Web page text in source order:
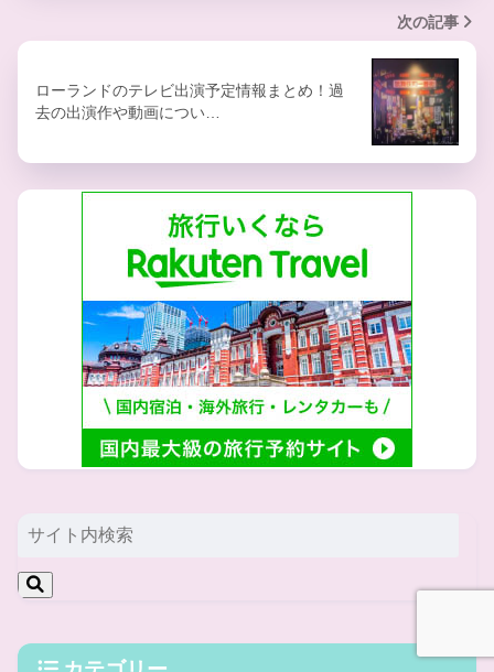
次の記事
ローランドのテレビ出演予定情報まとめ！過
去の出演作や動画につい…